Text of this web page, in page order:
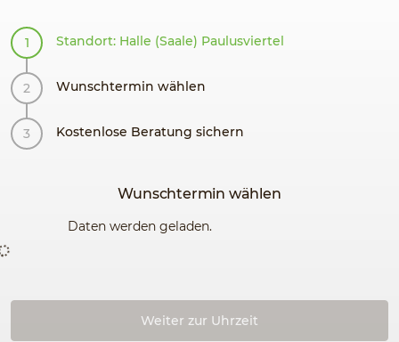
Standort: Halle (Saale) Paulusviertel
Wunschtermin wählen
Kostenlose Beratung sichern
Wunschtermin wählen
Daten werden geladen.
Weiter zur Uhrzeit